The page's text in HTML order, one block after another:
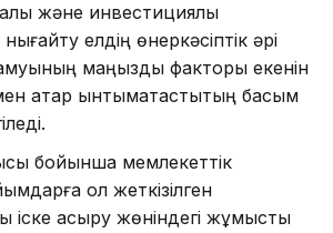
және инвестициялық
елдің өнеркәсіптік әрі
маңызды факторы екенін
қатар ынтымақтастықтың басым
бойынша мемлекеттік
қол жеткізілген
іске асыру жөніндегі жұмысты